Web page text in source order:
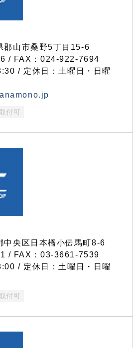
山市桑野5丁目15-6
/ FAX：024-922-7694
/ 定休日：土曜日・日曜
付可
央区日本橋小伝馬町8-6
/ FAX：03-3661-7539
/ 定休日：土曜日・日曜
付可